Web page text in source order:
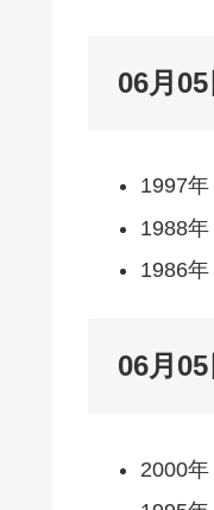
06月
1997
1988
1986
06月
2000